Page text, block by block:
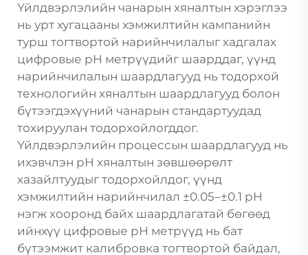
Үйлдвэрлэлийн чанарын хяналтын хэрэглээ
нь урт хугацааны хэмжилтийн кампанийн
турш тогтвортой нарийнчилалыг хадгалах
цифровые pH метрүүдийг шаарддаг, үүнд
нарийнчилалын шаардлагууд нь тодорхой
технологийн хяналтын шаардлагууд болон
бүтээгдэхүүний чанарын стандартуудад
тохируулан тодорхойлогддог.
Үйлдвэрлэлийн процессын шаардлагууд нь
ихэвчлэн pH хяналтын зөвшөөрөлт
хазайлтуудыг тодорхойлдог, үүнд
хэмжилтийн нарийнчилал ±0.05–±0.1 pH
нэгж хооронд байх шаардлагатай бөгөөд
ийнхүү цифровые pH метрүүд нь бат
бүтээмжит калибровка тогтвортой байдал,